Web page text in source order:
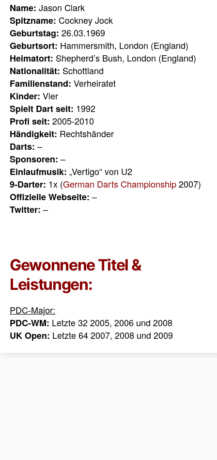
Name: Jason Clark
Spitzname: Cockney Jock
Geburtstag: 26.03.1969
Geburtsort: Hammersmith, London (England)
Heimatort: Shepherd’s Bush, London (England)
Nationalität: Schottland
Familienstand: Verheiratet
Kinder: Vier
Spielt Dart seit: 1992
Profi seit: 2005-2010
Händigkeit: Rechtshänder
Darts: –
Sponsoren: –
Einlaufmusik: „Vertigo“ von U2
9-Darter: 1x (German Darts Championship2007)
Offizielle Webseite: –
Twitter: –
Gewonnene Titel &
Leistungen:
PDC-Major:
PDC-WM: Letzte 32 2005, 2006 und 2008
UK Open: Letzte 64 2007, 2008 und 2009